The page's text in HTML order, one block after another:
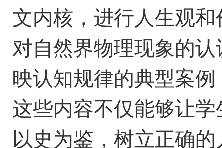
文内核，进行人生观
对自然界物理现象的
映认知规律的典型案
这些内容不仅能够让
以史为鉴，树立正确